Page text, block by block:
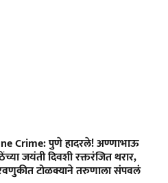
Crime: पुणे हादरले! अण्णाभाऊ
जयंती दिवशी रक्तरंजित थरार,
टोळक्याने तरुणाला संपवलं